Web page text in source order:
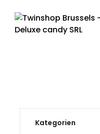
Kategorien